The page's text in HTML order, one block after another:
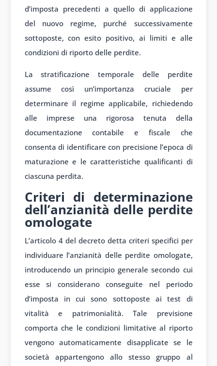
d’imposta precedenti a quello di applicazione
del nuovo regime, purché successivamente
sottoposte, con esito positivo, ai limiti e alle
condizioni di riporto delle perdite.
La stratificazione temporale delle perdite
assume così un’importanza cruciale per
determinare il regime applicabile, richiedendo
alle imprese una rigorosa tenuta della
documentazione contabile e fiscale che
consenta di identificare con precisione l’epoca di
maturazione e le caratteristiche qualificanti di
ciascuna perdita.
Criteri di determinazione
dell’anzianità delle perdite
omologate
L’articolo 4 del decreto detta criteri specifici per
individuare l’anzianità delle perdite omologate,
introducendo un principio generale secondo cui
esse si considerano conseguite nel periodo
d’imposta in cui sono sottoposte ai test di
vitalità e patrimonialità. Tale previsione
comporta che le condizioni limitative al riporto
vengono automaticamente disapplicate se le
società appartengono allo stesso gruppo al